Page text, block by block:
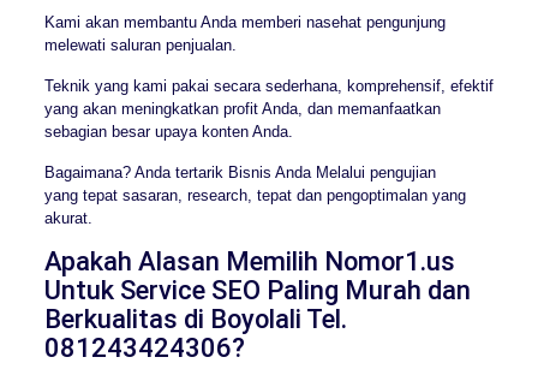
Kami akan membantu Anda memberi nasehat pengunjung
melewati saluran penjualan.
Teknik yang kami pakai secara sederhana, komprehensif, efektif
yang akan meningkatkan profit Anda, dan memanfaatkan
sebagian besar upaya konten Anda.
Bagaimana? Anda tertarik Bisnis Anda Melalui pengujian
yang tepat sasaran, research, tepat dan pengoptimalan yang
akurat.
Apakah Alasan Memilih Nomor1.us
Untuk Service SEO Paling Murah dan
Berkualitas di Boyolali Tel.
081243424306?